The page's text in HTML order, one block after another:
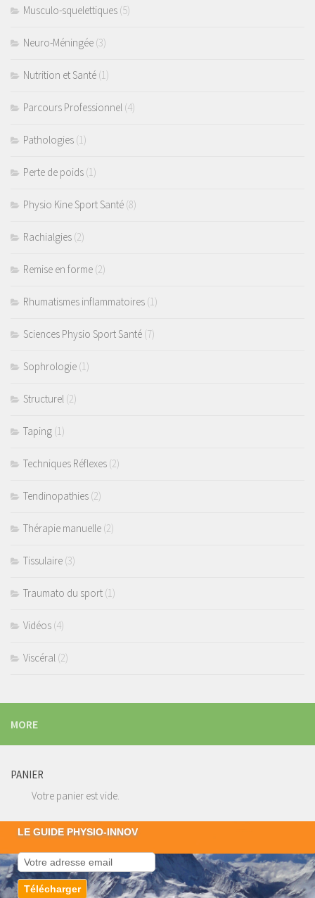
Coaching Santé
Presse
Musculo-squelettiques (5)
Neuro-Méningée (3)
Nutrition et Santé (1)
Parcours Professionnel (4)
Pathologies (1)
Perte de poids (1)
Physio Kine Sport Santé (8)
Rachialgies (2)
Remise en forme (2)
Rhumatismes inflammatoires (1)
Sciences Physio Sport Santé (7)
Sophrologie (1)
Structurel (2)
Taping (1)
Techniques Réflexes (2)
Tendinopathies (2)
Thérapie manuelle (2)
Tissulaire (3)
Traumato du sport (1)
Vidéos (4)
Viscéral (2)
MORE
PANIER
Votre panier est vide.
LE GUIDE PHYSIO-INNOV